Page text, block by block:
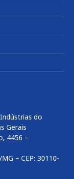
do
Gerais
4456 –
– CEP: 30110-